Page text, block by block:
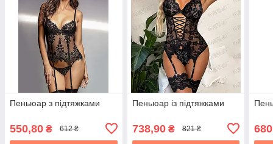
Пеньюар з підтяжками
550,80 ₴ 612 ₴
Пеньюар із підтяжками
738,90₴ 821 ₴